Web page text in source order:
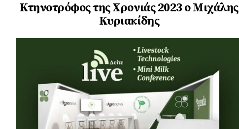
Κτηνοτρόφος της Χρονιάς 2023 ο Μιχάλης
Κυριακίδης